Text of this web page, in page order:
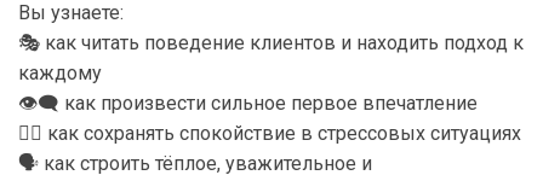
Вы узнаете:
🎭 как читать поведение клиентов и находить подход к
каждому
👁️‍🗨️ как произвести сильное первое впечатление
🧘‍♀️ как сохранять спокойствие в стрессовых ситуациях
🗣️ как строить тёплое, уважительное и